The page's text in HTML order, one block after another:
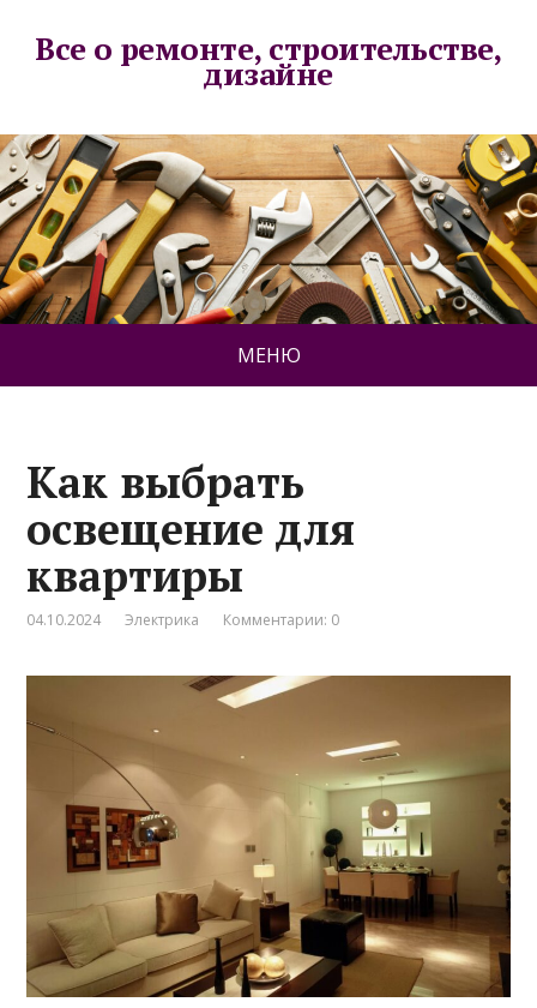
Все о ремонте, строительстве,
дизайне
МЕНЮ
Как выбрать
освещение для
квартиры
04.10.2024 Электрика Комментарии: 0